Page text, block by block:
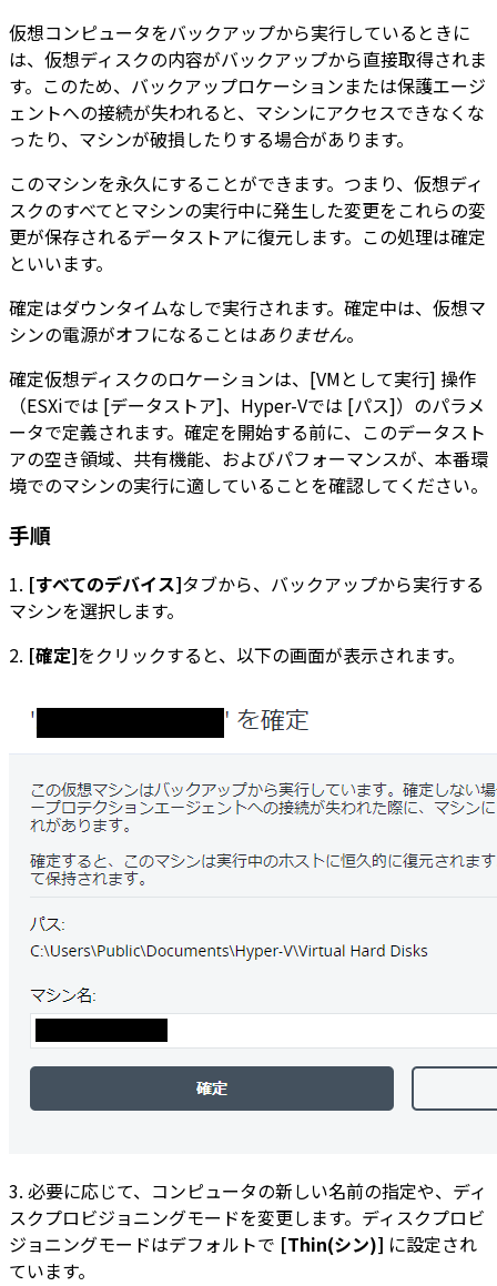
仮想コンピュータをバックアップから実行しているときに
は、仮想ディスクの内容がバックアップから直接取得されま
す。このため、バックアップロケーションまたは保護エージ
ェントへの接続が失われると、マシンにアクセスできなくな
ったり、マシンが破損したりする場合があります。
このマシンを永久にすることができます。つまり、仮想ディ
スクのすべてとマシンの実行中に発生した変更をこれらの変
更が保存されるデータストアに復元します。この処理は確定
といいます。
確定はダウンタイムなしで実行されます。確定中は、仮想マ
シンの電源がオフになることはありません。
確定仮想ディスクのロケーションは、 [VMとして実行] 操作
（ESXiでは [データストア]、Hyper-Vでは [パス]）のパラメ
ータで定義されます。確定を開始する前に、このデータスト
アの空き領域、共有機能、およびパフォーマンスが、本番環
境でのマシンの実行に適していることを確認してください。
手順
1. [すべてのデバイス]タブから、バックアップから実行する
マシンを選択します。
2. [確定]をクリックすると、以下の画面が表示されます。
3. 必要に応じて、コンピュータの新しい名前の指定や、ディ
スクプロビジョニングモードを変更します。 ディスクプロビ
ジョニングモードはデフォルトで [Thin(シン)] に設定され
ています。